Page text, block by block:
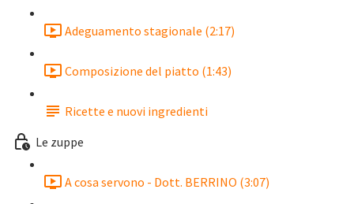
Adeguamento stagionale (2:17)
Composizione del piatto (1:43)
Ricette e nuovi ingredienti
Le zuppe
A cosa servono - Dott. BERRINO (3:07)